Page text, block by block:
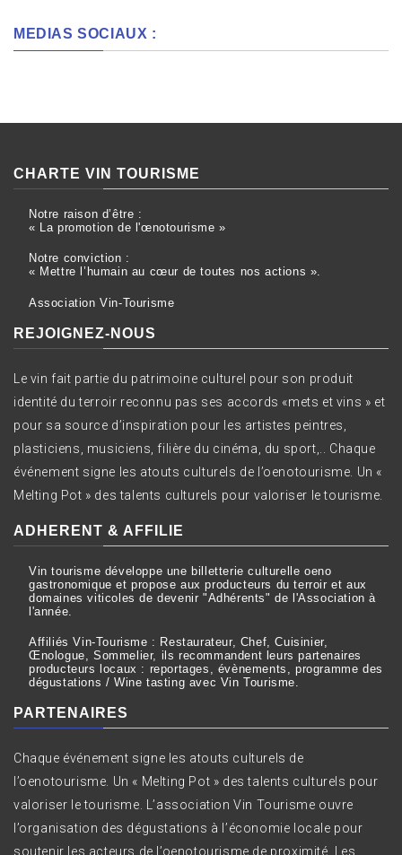
MEDIAS SOCIAUX :
CHARTE VIN TOURISME
Notre raison d’être :
« La promotion de l'œnotourisme »
Notre conviction :
« Mettre l’humain au cœur de toutes nos actions ».
Association Vin-Tourisme
REJOIGNEZ-NOUS
Le vin fait partie du patrimoine culturel pour son produit
identité du terroir reconnu pas ses accords «mets et vins » et
pour sa source d’inspiration pour les artistes peintres,
plasticiens, musiciens, filière du cinéma, du sport,.. Chaque
événement signe les atouts culturels de l’oenotourisme. Un «
Melting Pot » des talents culturels pour valoriser le tourisme.
ADHERENT & AFFILIE
Vin tourisme développe une billetterie culturelle oeno
gastronomique et propose aux producteurs du terroir et aux
domaines viticoles de devenir "Adhérents" de l'Association à
l'année.
Affiliés Vin-Tourisme : Restaurateur, Chef, Cuisinier,
Œnologue, Sommelier, ils recommandent leurs partenaires
producteurs locaux : reportages, évènements, programme des
dégustations / Wine tasting avec Vin Tourisme.
PARTENAIRES
Chaque événement signe les atouts culturels de
l’oenotourisme. Un « Melting Pot » des talents culturels pour
valoriser le tourisme. L’association Vin Tourisme ouvre
l’organisation des dégustations à l’économie locale pour
soutenir les acteurs de l’oenotourisme de proximité. Les